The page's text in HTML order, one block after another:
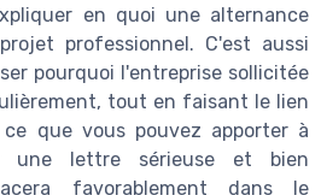
en quoi une alternance
professionnel. C'est aussi
pourquoi l'entreprise sollicitée
tout en faisant le lien
que vous pouvez apporter à
une lettre sérieuse et bien
favorablement dans le